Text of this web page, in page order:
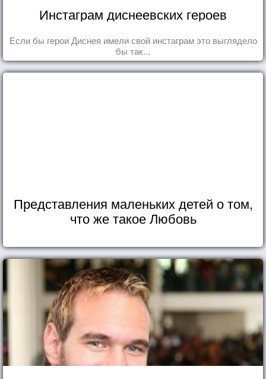
Инстаграм диснеевских героев
Если бы герои Диснея имели свой инстаграм это выглядело
бы так...
Представления маленьких детей о том,
что же такое Любовь